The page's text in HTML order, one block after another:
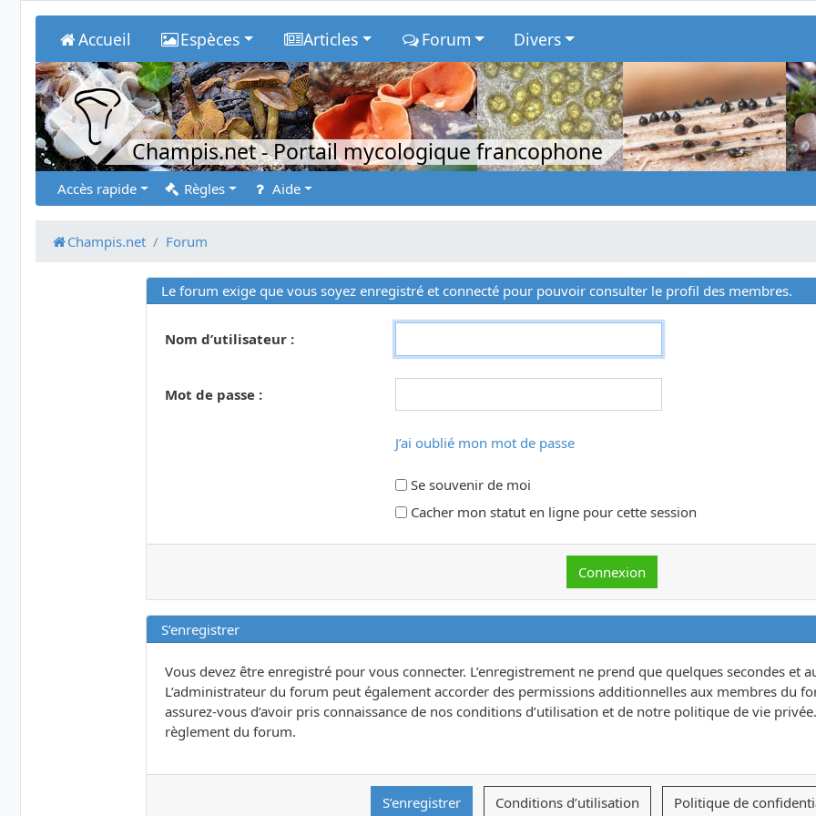
Accueil Espèces Articles Forum Divers
Champis.net- Portail mycologique francophone
Accès rapide Règles Aide
Champis.net Forum
Le forum exige que vous soyez enregistré et connecté pour pouvoir consulter le profil des membres.
Nom d’utilisateur :
Mot de passe :
J’ai oublié mon mot de passe
Se souvenir de moi
Cacher mon statut en ligne pour cette session
S’enregistrer
Vous devez être enregistré pour vous connecter. L’enregistrement ne prend que quelques secondes et
L’administrateur du forum peut également accorder des permissions additionnelles aux membres du
assurez-vous d’avoir pris connaissance de nos conditions d’utilisation et de notre politique de vie
règlement du forum.
S’enregistrer Conditions d’utilisation Politique de